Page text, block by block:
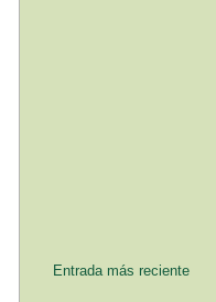
Entrada más reciente